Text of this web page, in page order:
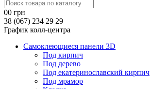
00 грн
38 (067) 234 29 29
График колл-центра
Самоклеющиеся панели 3D
Под кирпич
Под дерево
Под екатеринославский кирпич
Под мрамор